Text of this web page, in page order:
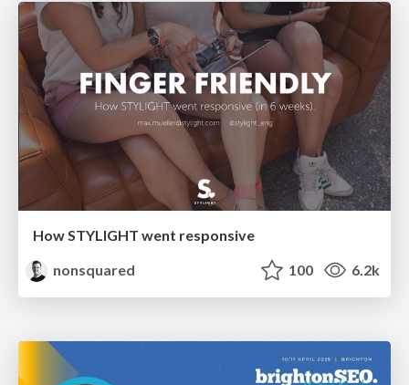
How STYLIGHT went responsive
nonsquared
100 6.2k